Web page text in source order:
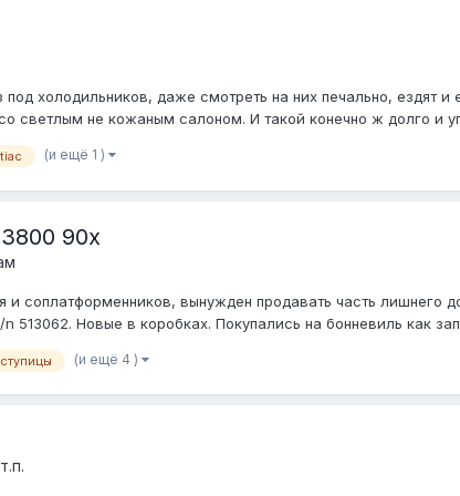
холодильников, даже смотреть на них печально, ездят
светлым не кожаным салоном. И такой конечно ж долго и
(и ещё 1 )
90х
соплатформенников, вынужден продавать часть лишнего
513062. Новые в коробках. Покупались на бонневиль как
(и ещё 4 )